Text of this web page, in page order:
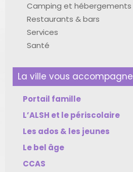
Camping et hébergements
Restaurants & bars
Services
Santé
La ville vous accompagne
Portail famille
L’ALSH et le périscolaire
Les ados & les jeunes
Le bel âge
CCAS